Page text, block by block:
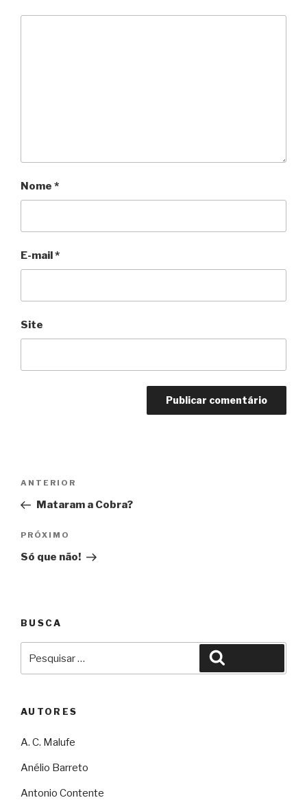
Nome *
E-mail *
Site
Post
Anterior
ANTERIOR
Mataram a Cobra?
Próximo
PRÓXIMO
Só que não!
BUSCA
AUTORES
A. C. Malufe
Anélio Barreto
Antonio Contente